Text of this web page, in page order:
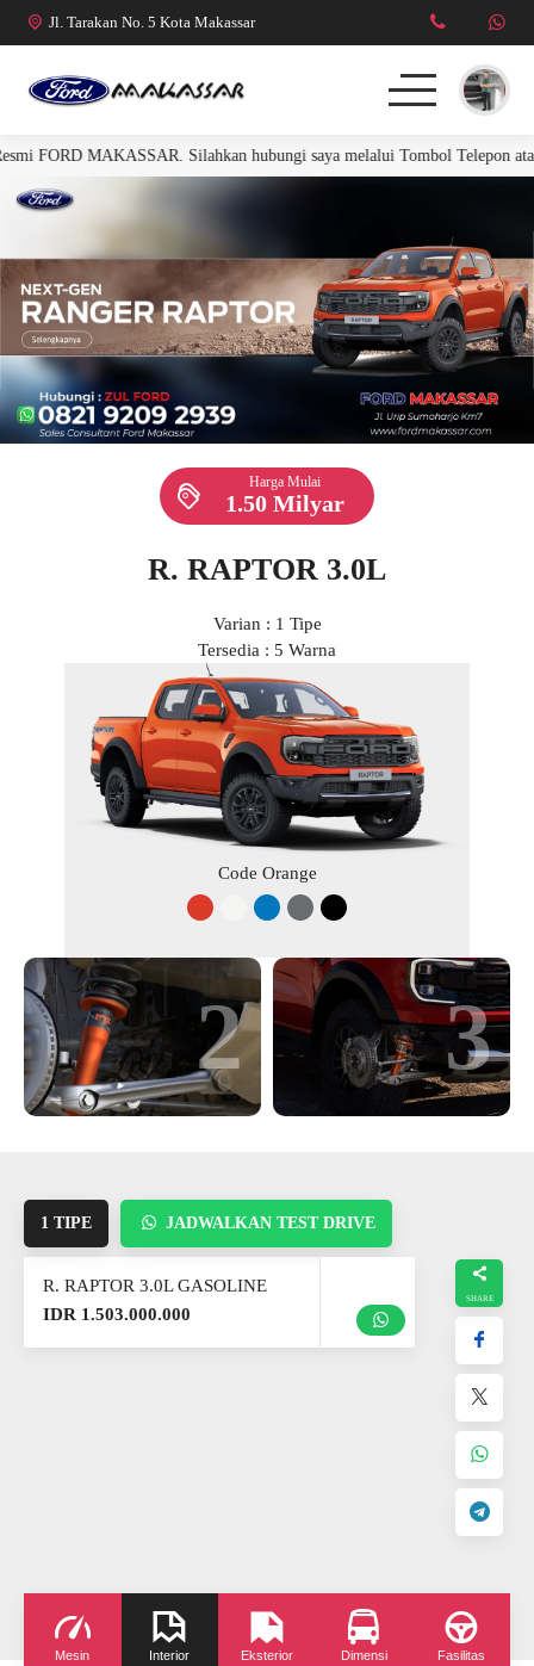
Jl. Tarakan No. 5 Kota Makassar
FORD RANGER
FORD EVEREST
R. RAPTOR 3.0L
MUSTANG
MAKASSAR. Silahkan hubungi saya melalui Tombol Telepon atau
Harga Mulai
1.50 Milyar
R. RAPTOR 3.0L
Varian : 1 Tipe
Tersedia : 5 Warna
Code Orange
3 4
1 TIPE JADWALKAN TEST DRIVE
R. RAPTOR 3.0L GASOLINE
IDR 1.503.000.000
Mesin Interior Eksterior Dimensi Fasilitas